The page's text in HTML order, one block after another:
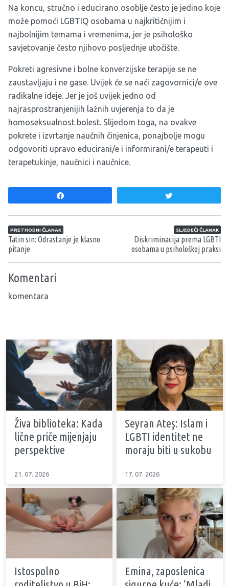
Na koncu, stručno i educirano osoblje često je jedino koje
može pomoći LGBTIQ osobama u najkritičnijim i
najbolnijim temama i vremenima, jer je psihološko
savjetovanje često njihovo posljednje utočište.
Pokreti agresivne i bolne konverzijske terapije se ne
zaustavljaju i ne gase. Uvijek će se naći zagovornici/e ove
radikalne ideje. Jer je još uvijek jedno od
najrasprostranjenijih lažnih uvjerenja to da je
homoseksualnost bolest. Slijedom toga, na ovakve
pokrete i izvrtanje naučnih činjenica, ponajbolje mogu
odgovoriti upravo educirani/e i informirani/e terapeuti i
terapetukinje, naučnici i naučnice.
Navigacija članaka
PRETHODNI ČLANAK
Tatin sin: Odrastanje je klasno
pitanje
SLJEDEĆI ČLANAK
Diskriminacija prema LGBTI
osobama u psihološkoj praksi
Komentari
komentara
Živa biblioteka: Kada
lične priče mijenjaju
perspektive
21. 07. 2026
Seyran Ateş: Islam i
LGBTI identitet ne
moraju biti u sukobu
17. 07. 2026
Istospolno
Emina, zaposlenica